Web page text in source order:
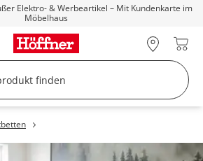
Elektro- & Werbeartikel – Mit Kundenkarte im
Möbelhaus